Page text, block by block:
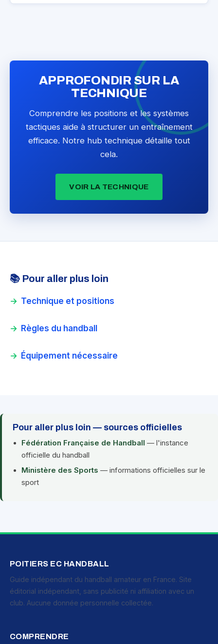
APPROFONDIR SUR LA
TECHNIQUE
Comprendre les positions et les systèmes
tactiques aide à structurer un entraînement
efficace. Notre hub technique détaille tout
cela.
VOIR LA TECHNIQUE
📚 Pour aller plus loin
Technique et positions
Règles du handball
Équipement nécessaire
Pour aller plus loin — sources officielles
Fédération Française de Handball — l'instance
officielle du handball
Ministère des Sports — informations officielles sur le
sport
POITIERS EC HANDBALL
Guide indépendant du handball amateur en France. Site
éditorial indépendant, sans publicité ni affiliation avec un
club. Aucune donnée personnelle collectée.
COMPRENDRE